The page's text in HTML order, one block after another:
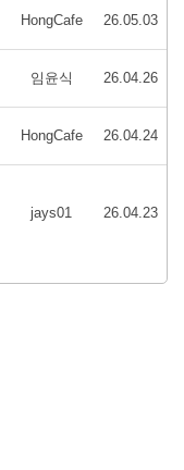
HongCafe 26.05.03
임윤식 26.04.26
HongCafe 26.04.24
jays01 26.04.23